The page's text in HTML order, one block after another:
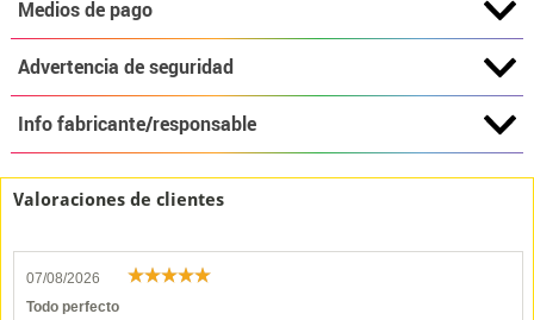
Medios de pago
Advertencia de seguridad
Info fabricante/responsable
Valoraciones de clientes
07/08/2026
Todo perfecto